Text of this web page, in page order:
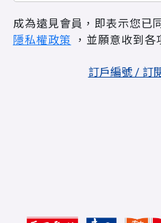
成為遠見會員，即表示您已
隱私權政策 ，並願意收到各
訂戶編號 / 訂